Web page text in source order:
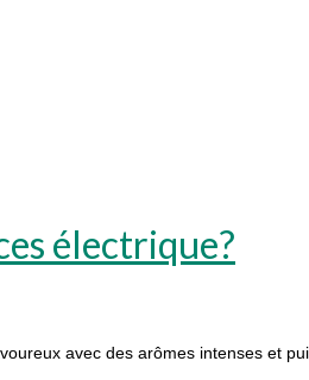
électrique?
avec des arômes intenses et